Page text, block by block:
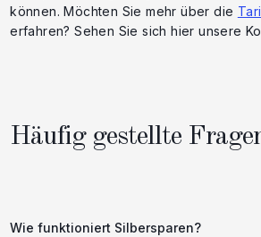
können. Möchten Sie mehr über die
erfahren? Sehen Sie sich hier unsere
Häufig gestellte
Wie funktioniert Silbersparen?